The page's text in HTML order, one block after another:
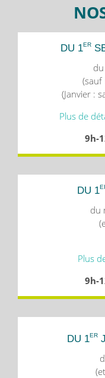
DU 1ER
(sauf
(Janvier :
Plus de
9h-
DU 1
du
Plus
9h-
DU 1ER